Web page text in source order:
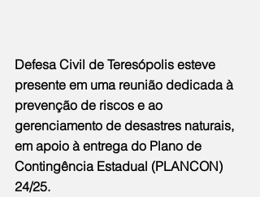
Defesa Civil de Teresópolis esteve
presente em uma reunião dedicada à
prevenção de riscos e ao
gerenciamento de desastres naturais,
em apoio à entrega do Plano de
Contingência Estadual (PLANCON)
24/25.